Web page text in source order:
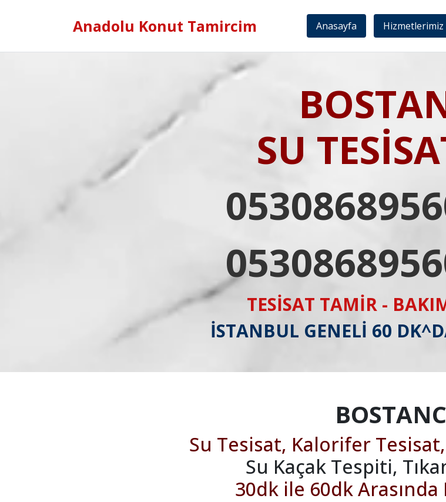
Anadolu Konut Tamircim Anasayfa Hizmetlerimiz
SU
TESİSAT TAMİR -
İSTANBUL GENELİ 60
Su Tesisat, Kalorifer
Su Kaçak Tespiti,
30dk ile 60dk Arasında